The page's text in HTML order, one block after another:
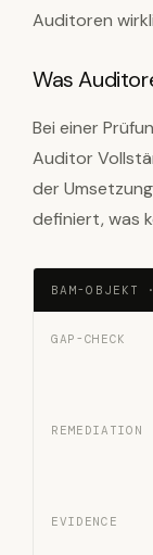
Auditoren
Was
Bei einer
Auditor
der
definiert, was
BAM-OBJEKT
GAP-CHECK
REMEDIATION
EVIDENCE